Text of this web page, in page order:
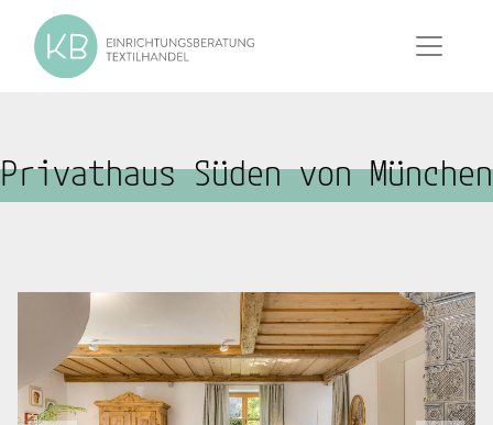
Privathaus Süden von München